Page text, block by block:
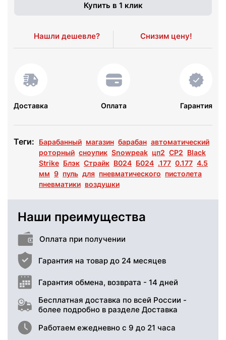
Купить в 1 клик
Нашли дешевле? Снизим цену!
Доставка Оплата Гарантия
Теги: Барабанный магазин барабан автоматический
роторный сноупик Snowpeak цп2 CP2 Black
Strike Блэк Страйк B024 Б024 .177 0.177 4.5
мм 9 пуль для пневматического пистолета
пневматики воздушки
Наши преимущества
Оплата при получении
Гарантия на товар до 24 месяцев
Гарантия обмена, возврата - 14 дней
Бесплатная доставка по всей России -
более подробно в разделе Доставка
Работаем ежедневно с 9 до 21 часа